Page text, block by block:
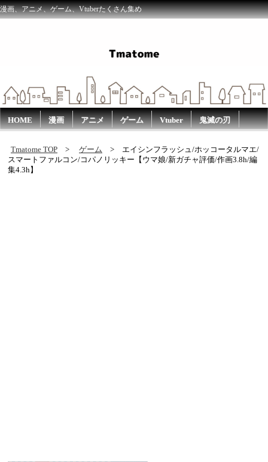
漫画、アニメ、ゲーム、Vtuberたくさん集め
HOME 漫画 アニメ ゲーム Vtuber 鬼滅の刃
Tmatome TOP ゲーム
エイシンフラッシュ/ホッコータルマエ/
スマートファルコン/コパノリッキー【ウマ娘/新ガチャ評価/作画3.8h/編
集4.3h】